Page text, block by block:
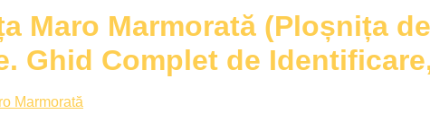
Maro Marmorată (Ploșnița
Ghid Complet de